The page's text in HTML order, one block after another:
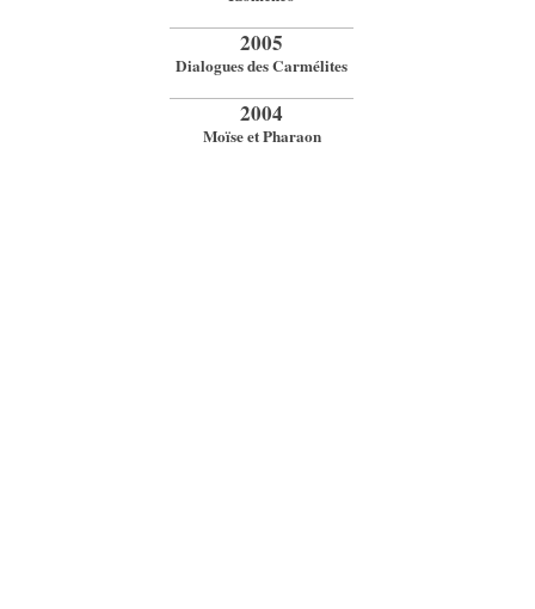
2005
Dialogues des Carmélites
2004
Moïse et Pharaon